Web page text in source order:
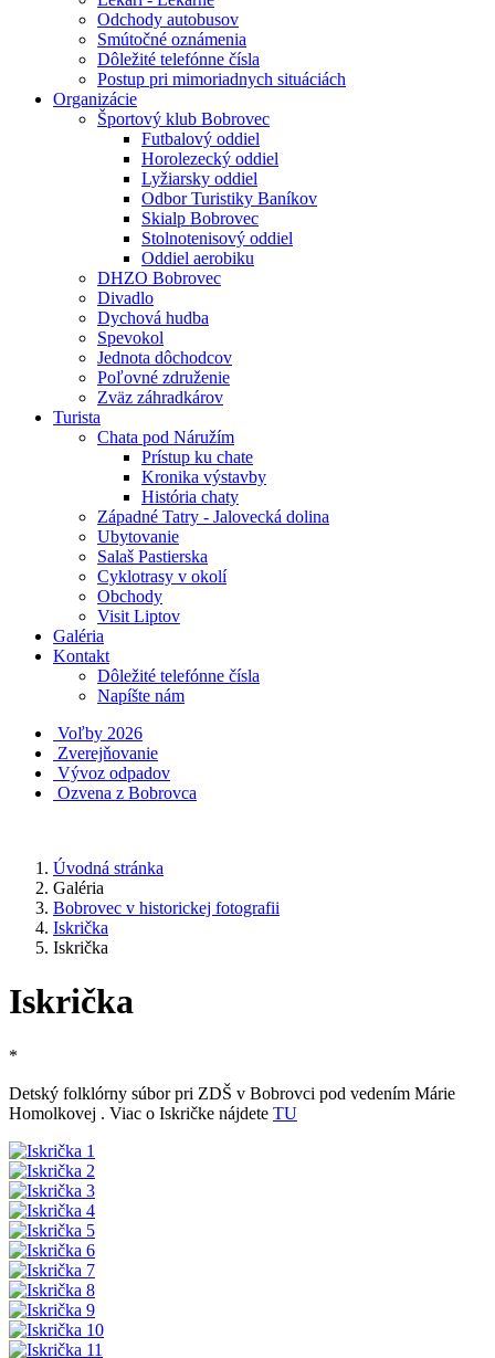
Odchody autobusov
Smútočné oznámenia
Dôležité telefónne čísla
Postup pri mimoriadnych situáciách
Organizácie
Športový klub Bobrovec
Futbalový oddiel
Horolezecký oddiel
Lyžiarsky oddiel
Odbor Turistiky Baníkov
Skialp Bobrovec
Stolnotenisový oddiel
Oddiel aerobiku
DHZO Bobrovec
Divadlo
Dychová hudba
Spevokol
Jednota dôchodcov
Poľovné združenie
Zväz záhradkárov
Turista
Chata pod Náružím
Prístup ku chate
Kronika výstavby
História chaty
Západné Tatry - Jalovecká dolina
Ubytovanie
Salaš Pastierska
Cyklotrasy v okolí
Obchody
Visit Liptov
Galéria
Kontakt
Dôležité telefónne čísla
Napíšte nám
Voľby 2026
Zverejňovanie
Vývoz odpadov
Ozvena z Bobrovca
Úvodná stránka
Galéria
Bobrovec v historickej fotografii
Iskrička
Iskrička
Iskrička
*
Detský folklórny súbor pri ZDŠ v Bobrovci pod vedením Márie
Homolkovej . Viac o Iskričke nájdete TU